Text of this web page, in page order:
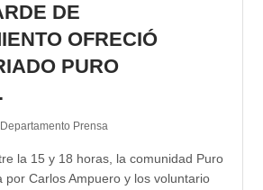
DE
OFRECIÓ
PURO
Prensa
la 15 y 18 horas, la comunidad Puro
por Carlos Ampuero y los voluntario